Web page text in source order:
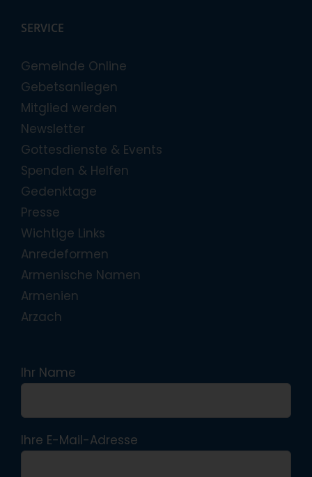
SERVICE
Gemeinde Online
Gebetsanliegen
Mitglied werden
Newsletter
Gottesdienste & Events
Spenden & Helfen
Gedenktage
Presse
Wichtige Links
Anredeformen
Armenische Namen
Armenien
Arzach
Ihr Name
Ihre E-Mail-Adresse